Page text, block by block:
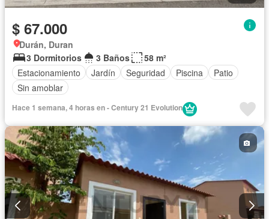
$ 67.000
Durán, Duran
3 Dormitorios
3 Baños
58 m²
Estacionamiento
Jardín Seguridad Piscina
Patio
Sin amoblar
Hace 1 semana, 4 horas en - Century 21 Evolution